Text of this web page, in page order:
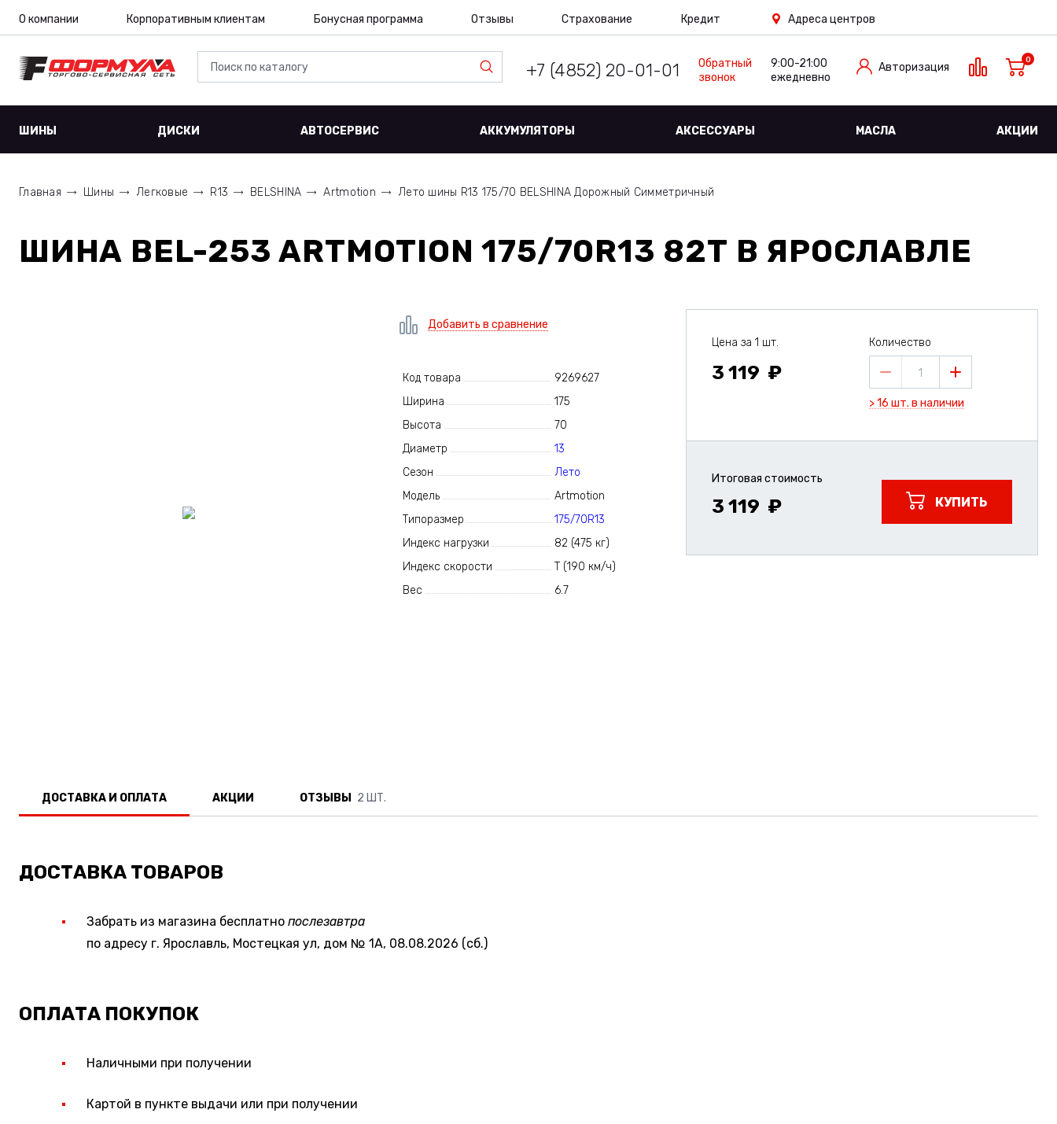
О компании Корпоративным клиентам Бонусная программа Отзывы Страхование Кредит Адреса центров
+7 (4852) 20-01-01
Обратный
звонок
9:00-21:00
ежедневно
Авторизация
0
ШИНЫ ДИСКИ АВТОСЕРВИС АККУМУЛЯТОРЫ АКСЕССУАРЫ МАСЛА АКЦИИ
Главная Шины Легковые R13 BELSHINA Artmotion Лето шины R13 175/70 BELSHINA Дорожный Симметричный
ШИНА BEL-253 ARTMOTION 175/70R13 82T В ЯРОСЛАВЛЕ
Добавить в сравнение
Код товара
9269627
Ширина
175
Высота
70
Диаметр
13
Сезон
Лето
Модель
Artmotion
Типоразмер
175/70R13
Индекс нагрузки
82 (475 кг)
Индекс скорости
T (190 км/ч)
Вес
6.7
Цена за 1 шт.
3 119
Количество
1
> 16 шт. в наличии
Итоговая стоимость
3 119 КУПИТЬ
ДОСТАВКА И ОПЛАТА АКЦИИ ОТЗЫВЫ 2 ШТ.
ДОСТАВКА ТОВАРОВ
Забрать из магазина бесплатно послезавтра
по адресу г. Ярославль, Мостецкая ул, дом № 1А, 08.08.2026 (сб.)
ОПЛАТА ПОКУПОК
Наличными при получении
Картой в пункте выдачи или при получении